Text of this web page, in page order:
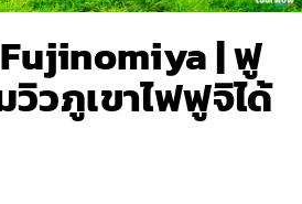
| ฟู
วิวภูเขาไฟฟูจิได้